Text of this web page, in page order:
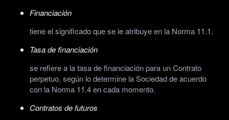
Financiación
tiene el significado que se le atribuye en la Norma 11.1.
Tasa de financiación
se refiere a la tasa de financiación para un Contrato
perpetuo, según lo determine la Sociedad de acuerdo
con la Norma 11.4 en cada momento.
Contratos de futuros